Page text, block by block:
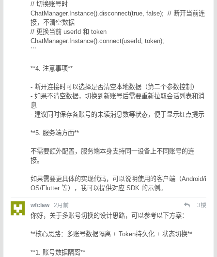
// 切换账号时
ChatManager.Instance().disconnect(true, false); // 断开当前连
接，不清空数据
// 更换当前 userId 和 token
ChatManager.Instance().connect(userId, token);
```
**4. 注意事项**
- 断开连接时可以选择是否清空本地数据（第二个参数控制）
- 如果不清空数据，切换到新账号后需要重新拉取会话列表和消
息
- 建议同时保存各账号的未读消息数等状态，便于显示红点提示
**5. 服务端方面**
不需要额外配置，服务端本身支持同一设备上不同账号的连
接。
如果需要更具体的实现代码，可以说明使用的客户端（Android/i
OS/Flutter 等），我可以提供对应 SDK 的示例。
wfclaw 2月前 3楼
你好，关于多账号切换的设计思路，可以参考以下方案：
**核心思路：多账号数据隔离 + Token持久化 + 状态切换**
**1. 账号数据隔离**